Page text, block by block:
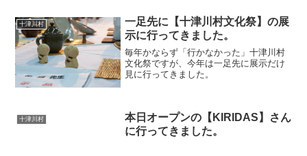
十津川村
一足先に【十津川村文化祭】の展
示に行ってきました。
毎年かならず「行かなかった」十津川村
文化祭ですが、今年は一足先に展示だけ
見に行ってきました。
十津川村
本日オープンの【KIRIDAS】さん
に行ってきました。